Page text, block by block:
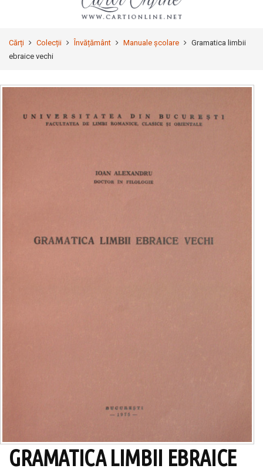
Cărți Colecții Învățământ Manuale şcolare
Gramatica limbii
ebraice vechi
GRAMATICA LIMBII EBRAICE